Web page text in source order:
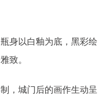
身以白釉为底，黑彩绘
致。
，城门后的画作生动呈